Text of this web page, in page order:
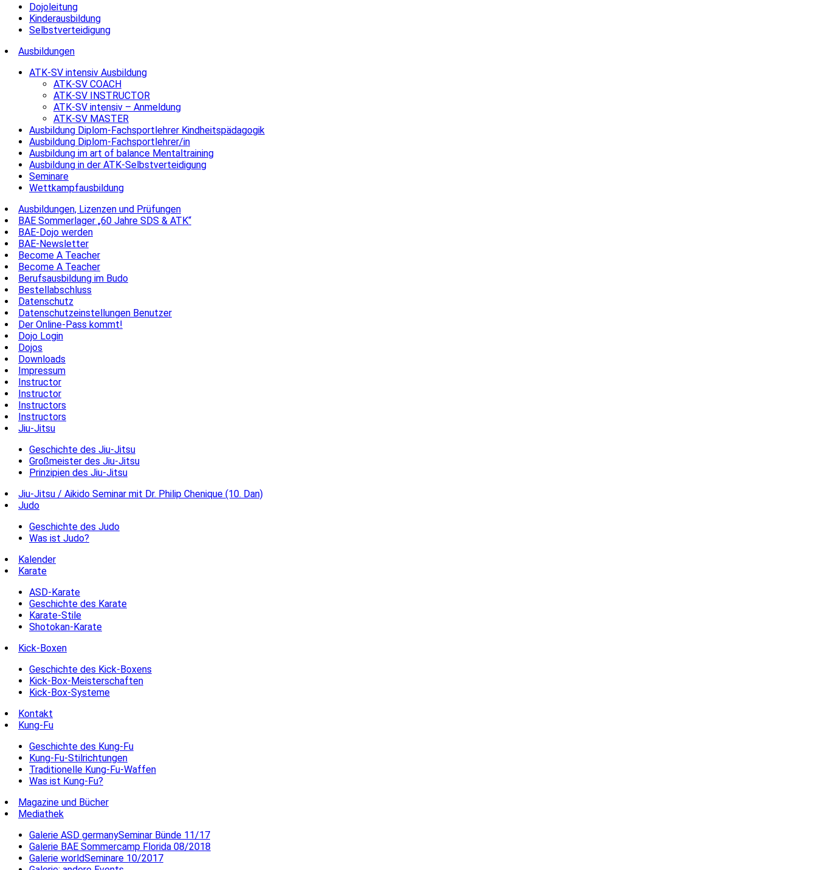
Dojoleitung
Kinderausbildung
Selbstverteidigung
Ausbildungen
ATK-SV intensiv Ausbildung
ATK-SV COACH
ATK-SV INSTRUCTOR
ATK-SV intensiv – Anmeldung
ATK-SV MASTER
Ausbildung Diplom-Fachsportlehrer Kindheitspädagogik
Ausbildung Diplom-Fachsportlehrer/in
Ausbildung im art of balance Mentaltraining
Ausbildung in der ATK-Selbstverteidigung
Seminare
Wettkampfausbildung
Ausbildungen, Lizenzen und Prüfungen
BAE Sommerlager „60 Jahre SDS & ATK“
BAE-Dojo werden
BAE-Newsletter
Become A Teacher
Become A Teacher
Berufsausbildung im Budo
Bestellabschluss
Datenschutz
Datenschutzeinstellungen Benutzer
Der Online-Pass kommt!
Dojo Login
Dojos
Downloads
Impressum
Instructor
Instructor
Instructors
Instructors
Jiu-Jitsu
Geschichte des Jiu-Jitsu
Großmeister des Jiu-Jitsu
Prinzipien des Jiu-Jitsu
Jiu-Jitsu / Aikido Seminar mit Dr. Philip Chenique (10. Dan)
Judo
Geschichte des Judo
Was ist Judo?
Kalender
Karate
ASD-Karate
Geschichte des Karate
Karate-Stile
Shotokan-Karate
Kick-Boxen
Geschichte des Kick-Boxens
Kick-Box-Meisterschaften
Kick-Box-Systeme
Kontakt
Kung-Fu
Geschichte des Kung-Fu
Kung-Fu-Stilrichtungen
Traditionelle Kung-Fu-Waffen
Was ist Kung-Fu?
Magazine und Bücher
Mediathek
Galerie ASD germanySeminar Bünde 11/17
Galerie BAE Sommercamp Florida 08/2018
Galerie worldSeminare 10/2017